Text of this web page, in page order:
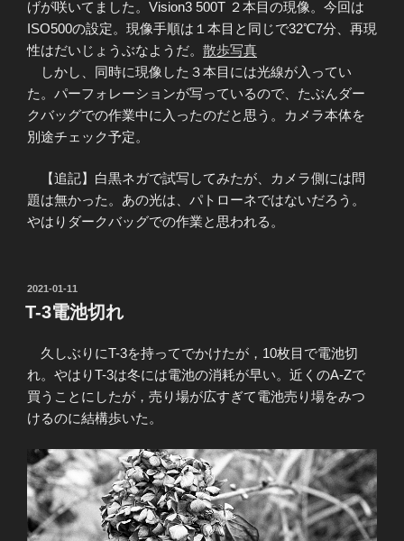
げが咲いてました。Vision3 500T ２本目の現像。今回は
ISO500の設定。現像手順は１本目と同じで32℃7分、再現
性はだいじょうぶなようだ。 散歩写真
しかし、同時に現像した３本目には光線が入ってい
た。パーフォレーションが写っているので、たぶんダー
クバッグでの作業中に入ったのだと思う。カメラ本体を
別途チェック予定。
【追記】白黒ネガで試写してみたが、カメラ側には問
題は無かった。あの光は、パトローネではないだろう。
やはりダークバッグでの作業と思われる。
投
稿
日:
2021-01-11
T-3電池切れ
久しぶりにT-3を持ってでかけたが，10枚目で電池切
れ。やはりT-3は冬には電池の消耗が早い。近くのA-Zで
買うことにしたが，売り場が広すぎて電池売り場をみつ
けるのに結構歩いた。